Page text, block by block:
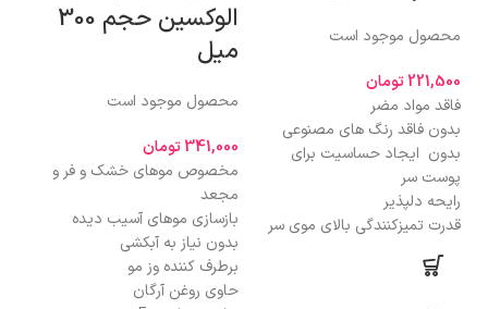
محصول موجود است
221,500تومان
فاقد مواد مضر
بدون فاقد رنگ های مصنوعی
بدون ایجاد حساسیت برای
پوست سر
رایحه دلپذیر
قدرت تمیزکنندگی بالای موی سر
الوکسین حجم 300
میل
محصول موجود است
341,000تومان
مخصوص موهای خشک و فر و
مجعد
بازسازی موهای آسیب دیده
بدون نیاز به آبکشی
برطرف کننده وز مو
حاوی روغن آرگان